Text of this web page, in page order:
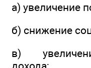
а) увеличение
б) снижение
в)